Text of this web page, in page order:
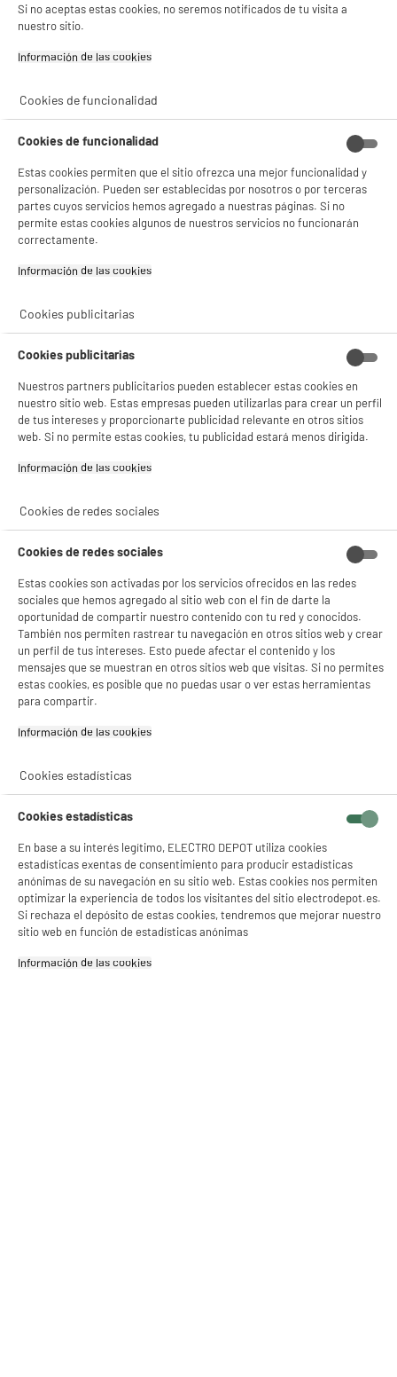
product_anchor_characteristics
179€96
BY ELECTRODEPOT
Barra de sonido
EDENWOOD BDS C55
ATMOS
179 €96
Cable EDENWOOD
FIBRA OPTICA 1,50M
Si aceptas, la experiencia será aún mejor. Si no acepta, se utilizarán cookies
estadísticas anónimas basadas en tu navegación. Puedes oponerte a su uso
¡Buena visita!
Si no aceptas estas cookies, no seremos notificados de tu visita a
nuestro sitio.
Información de las cookies‎
Cookies de funcionalidad
Cookies de funcionalidad
Estas cookies permiten que el sitio ofrezca una mejor funcionalidad y
personalización. Pueden ser establecidas por nosotros o por terceras
partes cuyos servicios hemos agregado a nuestras páginas. Si no
permite estas cookies algunos de nuestros servicios no funcionarán
correctamente.
Información de las cookies‎
Cookies publicitarias
Cookies publicitarias
Nuestros partners publicitarios pueden establecer estas cookies en
nuestro sitio web. Estas empresas pueden utilizarlas para crear un perfil
de tus intereses y proporcionarte publicidad relevante en otros sitios
web. Si no permite estas cookies, tu publicidad estará menos dirigida.
Información de las cookies‎
Cookies de redes sociales
Cookies de redes sociales
Estas cookies son activadas por los servicios ofrecidos en las redes
sociales que hemos agregado al sitio web con el fin de darte la
oportunidad de compartir nuestro contenido con tu red y conocidos.
También nos permiten rastrear tu navegación en otros sitios web y crear
un perfil de tus intereses. Esto puede afectar el contenido y los
mensajes que se muestran en otros sitios web que visitas. Si no permites
estas cookies, es posible que no puedas usar o ver estas herramientas
para compartir.
Información de las cookies‎
Cookies estadísticas
Cookies estadísticas
En base a su interés legítimo, ELECTRO DEPOT utiliza cookies
estadísticas exentas de consentimiento para producir estadísticas
anónimas de su navegación en su sitio web. Estas cookies nos permiten
optimizar la experiencia de todos los visitantes del sitio electrodepot.es.
Si rechaza el depósito de estas cookies, tendremos que mejorar nuestro
sitio web en función de estadísticas anónimas
Información de las cookies‎